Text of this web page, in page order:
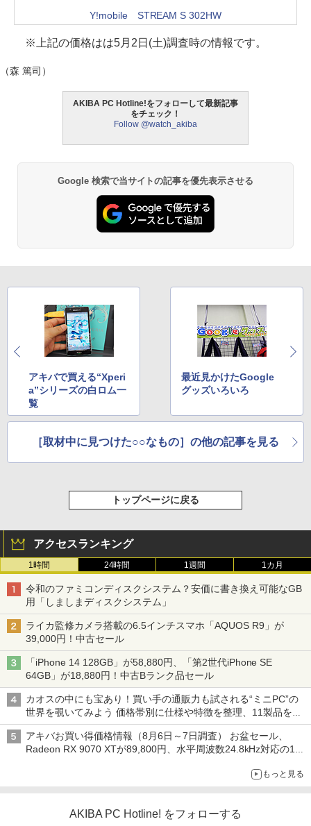
Y!mobile STREAM S 302HW
※上記の価格はは5月2日(土)調査時の情報です。
（森 篤司）
AKIBA PC Hotline!をフォローして最新記事
をチェック！
Follow @watch_akiba
Google 検索で当サイトの記事を優先表示させる
アキバで買える“Xperi
a”シリーズの白ロム一
覧
最近見かけたGoogle
グッズいろいろ
［取材中に見つけた○○なもの］の他の記事を見る
トップページに戻る
アクセスランキング
1時間 24時間 1週間 1カ月
令和のファミコンディスクシステム？安価に書き換え可能なGB
用「しましまディスクシステム」
ライカ監修カメラ搭載の6.5インチスマホ「AQUOS R9」が
39,000円！中古セール
「iPhone 14 128GB」が58,880円、「第2世代iPhone SE
64GB」が18,880円！中古Bランク品セール
カオスの中にも宝あり！買い手の通販力も試される“ミニPC”の
世界を覗いてみよう 価格帯別に仕様や特徴を整理、11製品をピ
ックアップ text by 石川 ひさよし
アキバお買い得価格情報（8月6日～7日調査） お盆セール、
Radeon RX 9070 XTが89,800円、水平周波数24.8kHz対応の17
もっと見る
AKIBA PC Hotline! をフォローする